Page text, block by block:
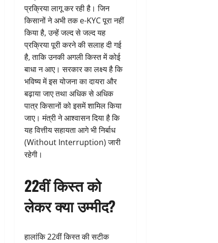
प्रक्रिया लागू कर रही है। जिन
किसानों ने अभी तक e-KYC पूरा नहीं
किया है, उन्हें जल्द से जल्द यह
प्रक्रिया पूरी करने की सलाह दी गई
है, ताकि उनकी अगली किस्त में कोई
बाधा न आए। सरकार का लक्ष्य है कि
भविष्य में इस योजना का दायरा और
बढ़ाया जाए तथा अधिक से अधिक
पात्र किसानों को इसमें शामिल किया
जाए। मंत्री ने आश्वासन दिया है कि
यह वित्तीय सहायता आगे भी निर्बाध
(Without Interruption) जारी
रहेगी।
22वीं किस्त को
लेकर क्या उम्मीद?
हालांकि 22वीं किस्त की सटीक